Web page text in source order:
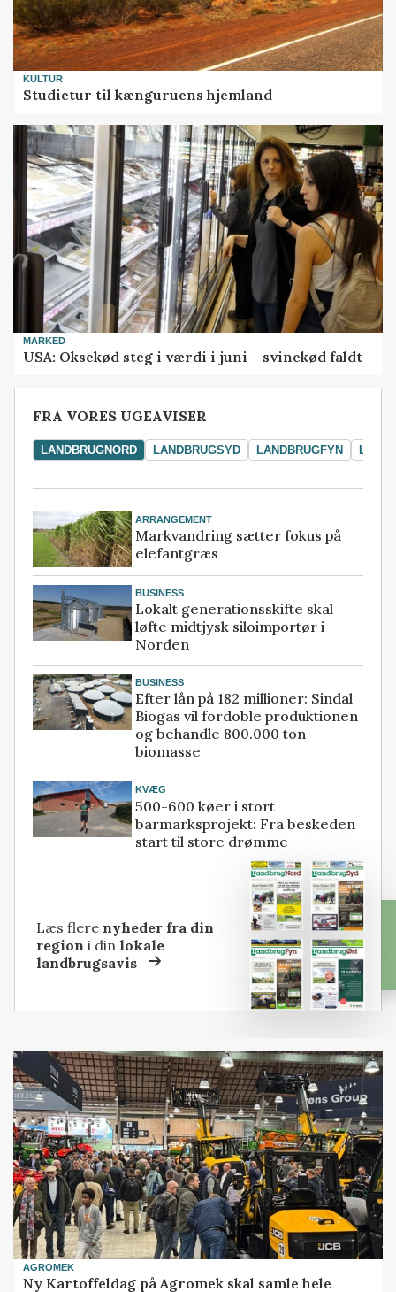
KULTUR
Studietur til kænguruens hjemland
MARKED
USA: Oksekød steg i værdi i juni – svinekød faldt
FRA VORES UGEAVISER
LANDBRUGNORD LANDBRUGSYD LANDBRUGFYN
ARRANGEMENT
Markvandring sætter fokus på
elefantgræs
BUSINESS
Lokalt generationsskifte skal
løfte midtjysk siloimportør i
Norden
BUSINESS
Efter lån på 182 millioner: Sindal
Biogas vil fordoble produktionen
og behandle 800.000 ton
biomasse
KVÆG
500-600 køer i stort
barmarksprojekt: Fra beskeden
start til store drømme
Læs flere nyheder fra din
region i dinlokale
landbrugsavis
AGROMEK
Ny Kartoffeldag på Agromek skal samle hele